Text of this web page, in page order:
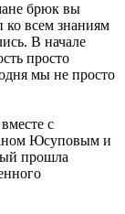
брюк вы
ко всем знаниям
В начале
просто
мы не просто
с
Юсуповым и
прошла